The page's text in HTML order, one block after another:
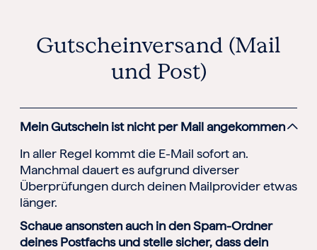
Gutscheinversand (Mail
und Post)
Mein Gutschein ist nicht per Mail angekommen
In aller Regel kommt die E-Mail sofort an.
Manchmal dauert es aufgrund diverser
Überprüfungen durch deinen Mailprovider etwas
länger.
Schaue ansonsten auch in den Spam-Ordner
deines Postfachs und stelle sicher, dass dein